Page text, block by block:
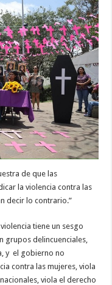
de que las
la violencia contra las
decir lo contrario.”
tiene un sesgo
grupos delincuenciales,
y el gobierno no
contra las mujeres, viola
viola el derecho